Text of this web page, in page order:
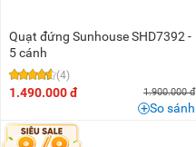
Quạt đứng Sunhouse SHD7392 -
5 cánh
(4)
1.490.000 đ 1.900.000 đ
So sánh